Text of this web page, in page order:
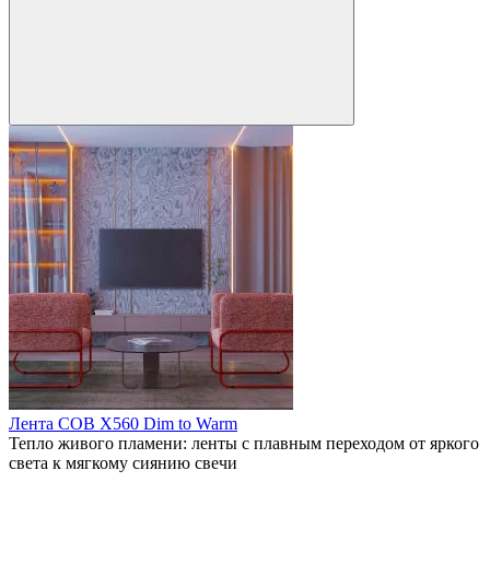
Лента COB X560 Dim to Warm
Тепло живого пламени: ленты с плавным переходом от яркого
света к мягкому сиянию свечи